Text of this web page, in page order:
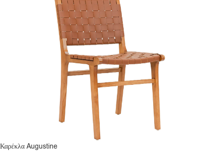
Καρέκλα Augustine